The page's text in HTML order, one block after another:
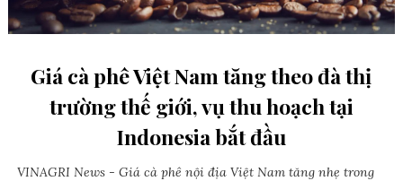
Giá cà phê Việt Nam tăng theo đà thị
trường thế giới, vụ thu hoạch tại
Indonesia bắt đầu
VINAGRI News - Giá cà phê nội địa Việt Nam tăng nhẹ trong